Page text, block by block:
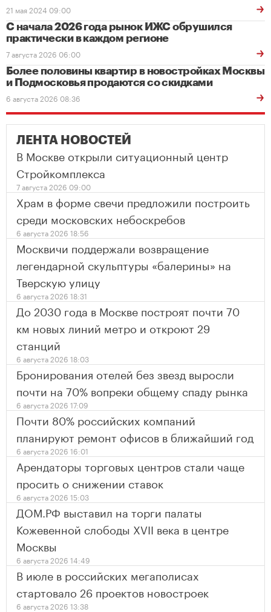
21 мая 2024 09:00
С начала 2026 года рынок ИЖС обрушился
практически в каждом регионе
7 августа 2026 06:00
Более половины квартир в новостройках Москвы
и Подмосковья продаются со скидками
6 августа 2026 08:36
ЛЕНТА НОВОСТЕЙ
В Москве открыли ситуационный центр
Стройкомплекса
7 августа 2026 09:00
Храм в форме свечи предложили построить
среди московских небоскребов
6 августа 2026 18:56
Москвичи поддержали возвращение
легендарной скульптуры «балерины» на
Тверскую улицу
6 августа 2026 18:31
До 2030 года в Москве построят почти 70
км новых линий метро и откроют 29
станций
6 августа 2026 18:03
Бронирования отелей без звезд выросли
почти на 70% вопреки общему спаду рынка
6 августа 2026 17:09
Почти 80% российских компаний
планируют ремонт офисов в ближайший год
6 августа 2026 16:01
Арендаторы торговых центров стали чаще
просить о снижении ставок
6 августа 2026 15:03
ДОМ.РФ выставил на торги палаты
Кожевенной слободы XVII века в центре
Москвы
6 августа 2026 14:49
В июле в российских мегаполисах
стартовало 26 проектов новостроек
6 августа 2026 13:38